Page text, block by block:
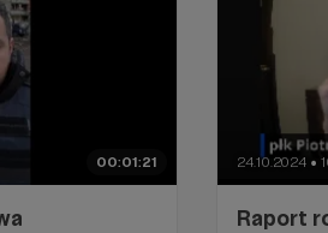
00:01:21 24.10.2024 ●
Raport